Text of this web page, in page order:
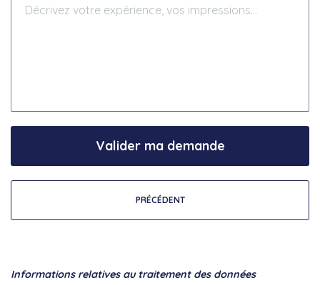
PRÉCÉDENT
Valider ma demande
Informations relatives au traitement des données